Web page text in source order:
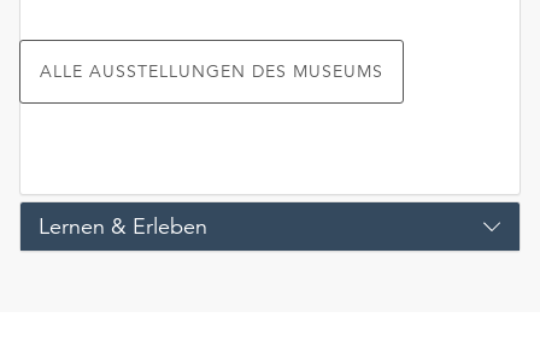
ALLE AUSSTELLUNGEN DES MUSEUMS
Lernen & Erleben